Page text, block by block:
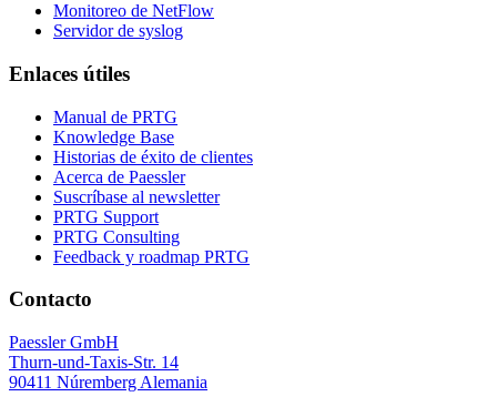
Monitoreo de NetFlow
Servidor de syslog
Enlaces útiles
Manual de PRTG
Knowledge Base
Historias de éxito de clientes
Acerca de Paessler
Suscríbase al newsletter
PRTG Support
PRTG Consulting
Feedback y roadmap PRTG
Contacto
Paessler GmbH
Thurn-und-Taxis-Str. 14
90411 Núremberg Alemania